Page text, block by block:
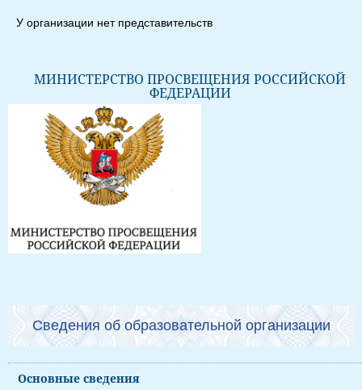
У организации нет представительств
МИНИСТЕРСТВО ПРОСВЕЩЕНИЯ РОССИЙСКОЙ
ФЕДЕРАЦИИ
Сведения об образовательной организации
Основные сведения